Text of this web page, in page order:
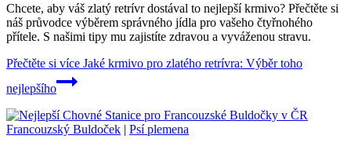
Chcete, aby váš zlatý retrívr dostával to nejlepší krmivo? Přečtěte si
náš průvodce výběrem správného jídla pro vašeho čtyřnohého
přítele. S našimi tipy mu zajistíte zdravou a vyváženou stravu.
Přečtěte si více Jaké krmivo pro zlatého retrívra: Výběr toho
nejlepšího
Francouzský Buldoček | Psí plemena